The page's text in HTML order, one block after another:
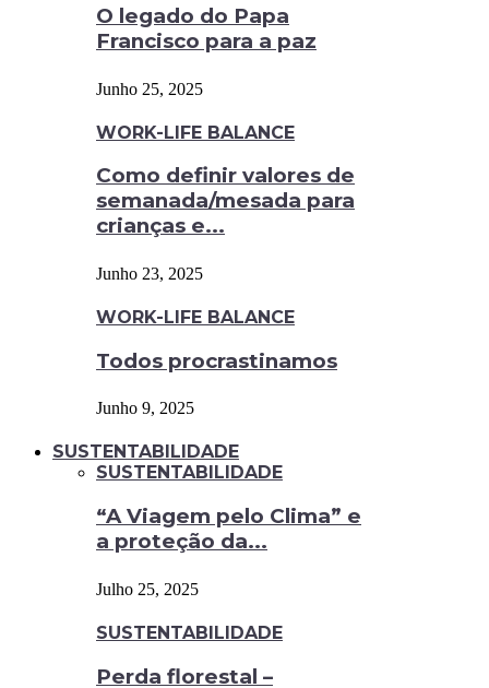
O legado do Papa
Francisco para a paz
Junho 25, 2025
WORK-LIFE BALANCE
Como definir valores de
semanada/mesada para
crianças e...
Junho 23, 2025
WORK-LIFE BALANCE
Todos procrastinamos
Junho 9, 2025
SUSTENTABILIDADE
SUSTENTABILIDADE
“A Viagem pelo Clima” e
a proteção da...
Julho 25, 2025
SUSTENTABILIDADE
Perda florestal –